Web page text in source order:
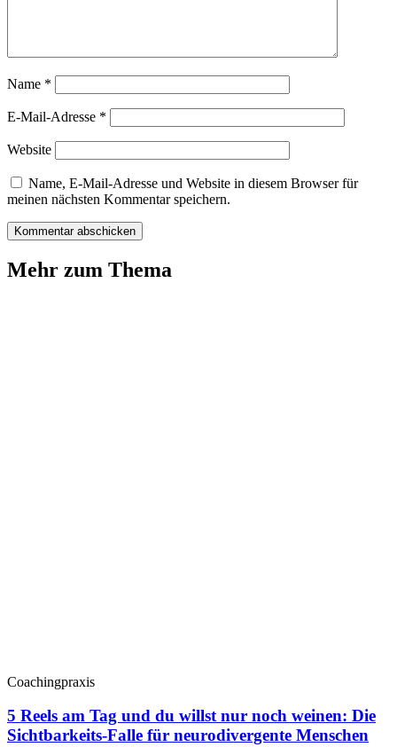
Name *
E-Mail-Adresse *
Website
Name, E-Mail-Adresse und Website in diesem Browser für
meinen nächsten Kommentar speichern.
Mehr zum Thema
Coachingpraxis
5 Reels am Tag und du willst nur noch weinen: Die
Sichtbarkeits-Falle für neurodivergente Menschen